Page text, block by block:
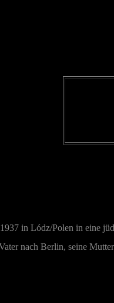
in Lódz/Polen in eine
nach Berlin, seine